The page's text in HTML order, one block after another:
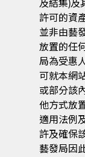
及結集)及
許可的資
並非由藝
放置的任
局為受惠
可就本網
或部分該
他方式放
適用法例
許及確保
藝發局因